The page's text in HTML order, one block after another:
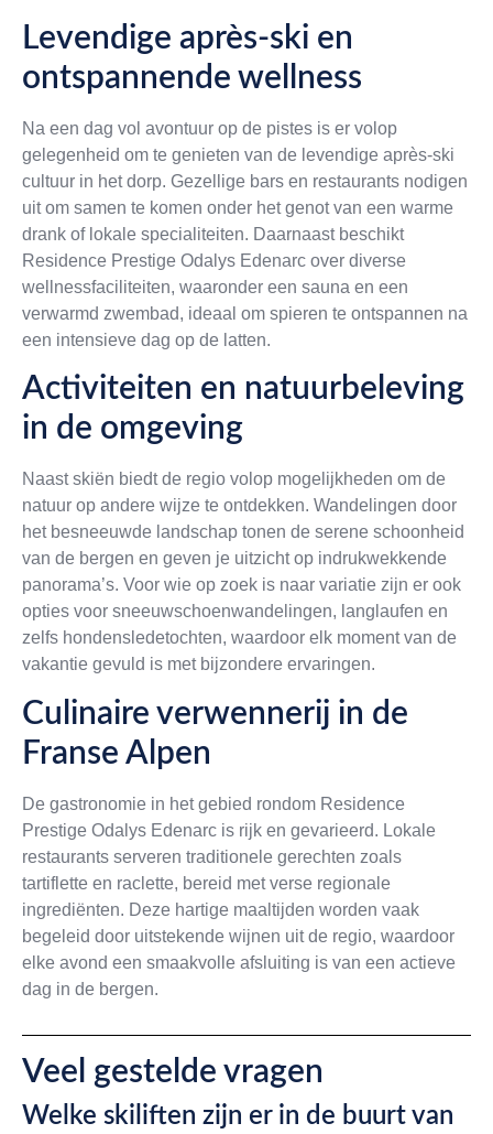
Levendige après-ski en
ontspannende wellness
Na een dag vol avontuur op de pistes is er volop
gelegenheid om te genieten van de levendige après-ski
cultuur in het dorp. Gezellige bars en restaurants nodigen
uit om samen te komen onder het genot van een warme
drank of lokale specialiteiten. Daarnaast beschikt
Residence Prestige Odalys Edenarc over diverse
wellnessfaciliteiten, waaronder een sauna en een
verwarmd zwembad, ideaal om spieren te ontspannen na
een intensieve dag op de latten.
Activiteiten en natuurbeleving
in de omgeving
Naast skiën biedt de regio volop mogelijkheden om de
natuur op andere wijze te ontdekken. Wandelingen door
het besneeuwde landschap tonen de serene schoonheid
van de bergen en geven je uitzicht op indrukwekkende
panorama’s. Voor wie op zoek is naar variatie zijn er ook
opties voor sneeuwschoenwandelingen, langlaufen en
zelfs hondensledetochten, waardoor elk moment van de
vakantie gevuld is met bijzondere ervaringen.
Culinaire verwennerij in de
Franse Alpen
De gastronomie in het gebied rondom Residence
Prestige Odalys Edenarc is rijk en gevarieerd. Lokale
restaurants serveren traditionele gerechten zoals
tartiflette en raclette, bereid met verse regionale
ingrediënten. Deze hartige maaltijden worden vaak
begeleid door uitstekende wijnen uit de regio, waardoor
elke avond een smaakvolle afsluiting is van een actieve
dag in de bergen.
Veel gestelde vragen
Welke skiliften zijn er in de buurt van